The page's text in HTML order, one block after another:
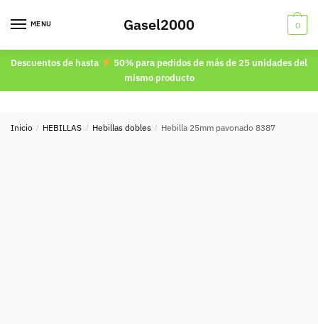
MENU Gasel2000 0
Descuentos de hasta
50% para pedidos de más de 25 unidades del
mismo producto
Inicio / HEBILLAS / Hebillas dobles / Hebilla 25mm pavonado 8387